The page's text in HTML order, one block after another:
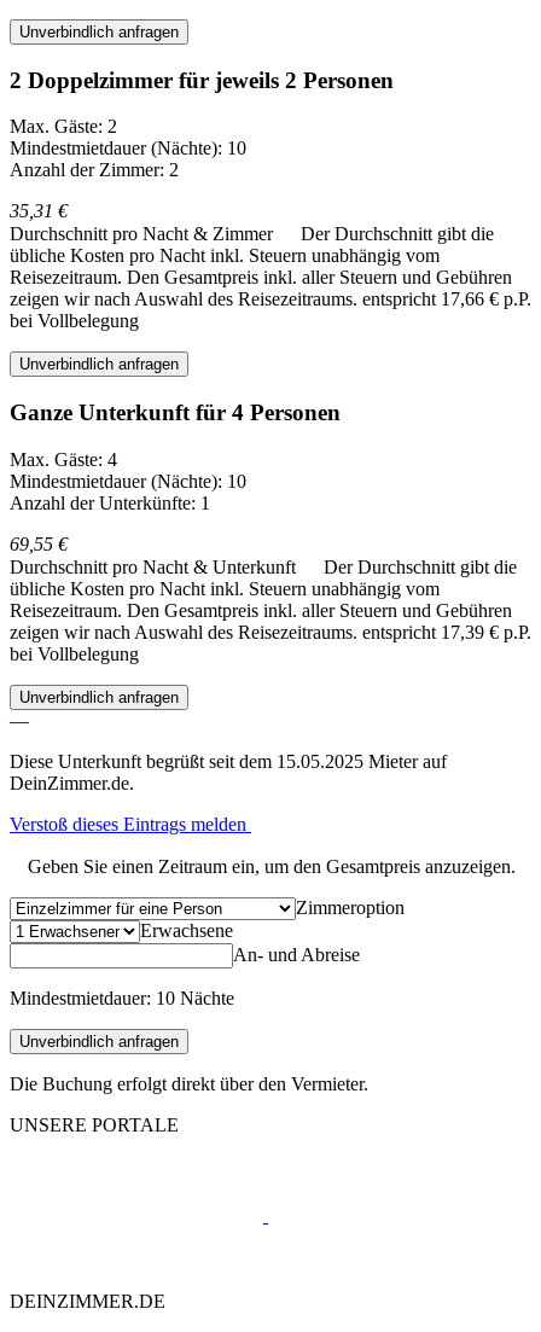
Unverbindlich anfragen
2 Doppelzimmer für jeweils 2 Personen
Max. Gäste: 2
Mindestmietdauer (Nächte): 10
Anzahl der Zimmer: 2
35,31 €
Durchschnitt pro Nacht & Zimmer
Der Durchschnitt gibt die
übliche Kosten pro Nacht inkl. Steuern unabhängig vom
Reisezeitraum. Den Gesamtpreis inkl. aller Steuern und Gebühren
zeigen wir nach Auswahl des Reisezeitraums. entspricht 17,66 € p.P.
bei Vollbelegung
Unverbindlich anfragen
Ganze Unterkunft für 4 Personen
Max. Gäste: 4
Mindestmietdauer (Nächte): 10
Anzahl der Unterkünfte: 1
69,55 €
Durchschnitt pro Nacht & Unterkunft
Der Durchschnitt gibt die
übliche Kosten pro Nacht inkl. Steuern unabhängig vom
Reisezeitraum. Den Gesamtpreis inkl. aller Steuern und Gebühren
zeigen wir nach Auswahl des Reisezeitraums. entspricht 17,39 € p.P.
bei Vollbelegung
Unverbindlich anfragen
—
Diese Unterkunft begrüßt seit dem 15.05.2025 Mieter auf
DeinZimmer.de.
Verstoß dieses Eintrags melden
Geben Sie einen Zeitraum ein, um den Gesamtpreis anzuzeigen.
Zimmeroption
Erwachsene
An- und Abreise
Mindestmietdauer: 10 Nächte
Unverbindlich anfragen
Die Buchung erfolgt direkt über den Vermieter.
UNSERE PORTALE
DEINZIMMER.DE